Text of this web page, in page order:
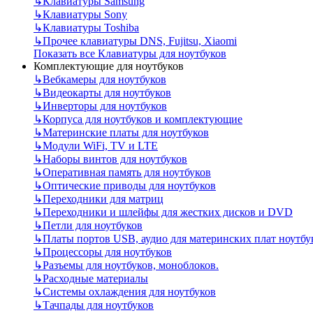
↳Клавиатуры Sony
↳Клавиатуры Toshiba
↳Прочее клавиатуры DNS, Fujitsu, Xiaomi
Показать все Клавиатуры для ноутбуков
Комплектующие для ноутбуков
↳Вебкамеры для ноутбуков
↳Видеокарты для ноутбуков
↳Инверторы для ноутбуков
↳Корпуса для ноутбуков и комплектующие
↳Материнские платы для ноутбуков
↳Модули WiFi, TV и LTE
↳Наборы винтов для ноутбуков
↳Оперативная память для ноутбуков
↳Оптические приводы для ноутбуков
↳Переходники для матриц
↳Переходники и шлейфы для жестких дисков и DVD
↳Петли для ноутбуков
↳Платы портов USB, аудио для материнских плат
↳Процессоры для ноутбуков
↳Разъемы для ноутбуков, моноблоков.
↳Расходные материалы
↳Системы охлаждения для ноутбуков
↳Тачпады для ноутбуков